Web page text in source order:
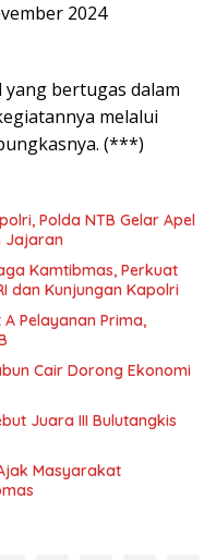
2024
bertugas dalam
melalui
(***)
Polda NTB Gelar Apel
Jajaran
Kamtibmas, Perkuat
dan Kunjungan Kapolri
Pelayanan Prima,
Cair Dorong Ekonomi
Juara III Bulutangkis
Masyarakat